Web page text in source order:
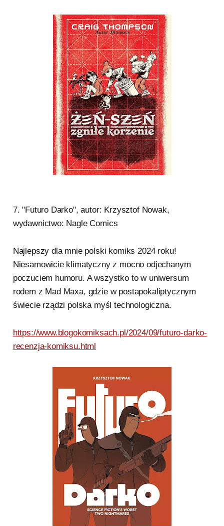
7. "Futuro Darko", autor: Krzysztof Nowak,
wydawnictwo: Nagle Comics
Najlepszy dla mnie polski komiks 2024 roku!
Niesamowicie klimatyczny z mocno odjechanym
poczuciem humoru. A wszystko to w uniwersum
rodem z Mad Maxa, gdzie w postapokaliptycznym
świecie rządzi polska myśl technologiczna.
https://www.blogokomiksach.pl/2024/09/futuro-darko-
recenzja-komiksu.html